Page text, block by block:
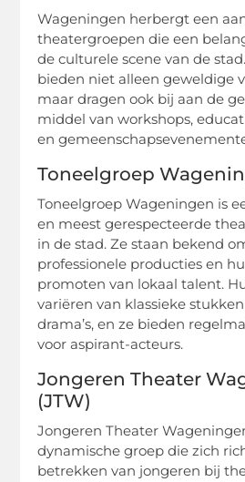
Wageningen herbergt een
theatergroepen die een
de culturele scene van de
bieden niet alleen geweldige
maar dragen ook bij aan de
middel van workshops,
en
Toneelgroep
Toneelgroep Wageningen is
en meest gerespecteerde
in de stad. Ze staan bekend
professionele producties en
promoten van lokaal talent.
variëren van klassieke
drama’s, en ze bieden
voor aspirant-acteurs.
Jongeren Theater
(JTW)
Jongeren Theater
dynamische groep die zich
betrekken van jongeren bij